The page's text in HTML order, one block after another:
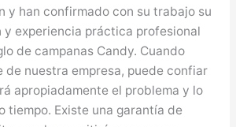
y han confirmado con su trabajo su
experiencia práctica profesional
de campanas Candy. Cuando
de nuestra empresa, puede confiar
apropiadamente el problema y lo
tiempo. Existe una garantía de